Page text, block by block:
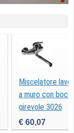
Miscelatore
a muro con
girevole 3026
€ 60,07